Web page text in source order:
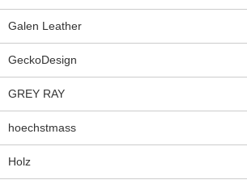
Galen Leather
GeckoDesign
GREY RAY
hoechstmass
Holz